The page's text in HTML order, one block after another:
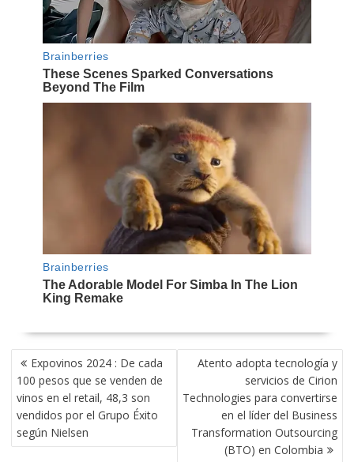
NAVEGACIÓN
DE
ENTRADAS
Expovinos 2024 : De cada
100 pesos que se venden de
vinos en el retail, 48,3 son
vendidos por el Grupo Éxito
según Nielsen
Atento adopta tecnología y
servicios de Cirion
Technologies para convertirse
en el líder del Business
Transformation Outsourcing
(BTO) en Colombia